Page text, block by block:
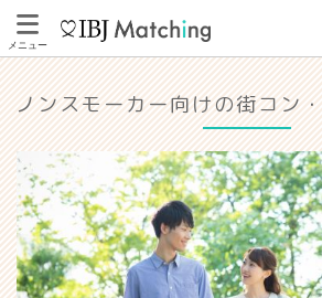
メニュー
ノンスモーカー向けの街コン